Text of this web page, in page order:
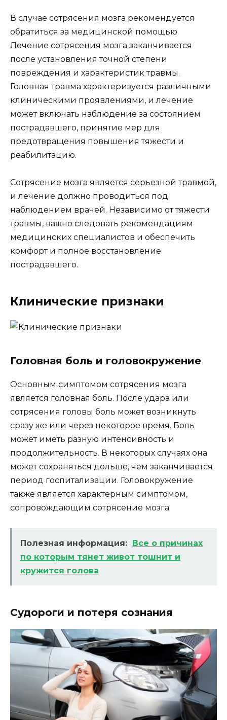
В случае сотрясения мозга рекомендуется
обратиться за медицинской помощью.
Лечение сотрясения мозга заканчивается
после установления точной степени
повреждения и характеристик травмы.
Головная травма характеризуется различными
клиническими проявлениями, и лечение
может включать наблюдение за состоянием
пострадавшего, принятие мер для
предотвращения повышения тяжести и
реабилитацию.
Сотрясение мозга является серьезной травмой,
и лечение должно проводиться под
наблюдением врачей. Независимо от тяжести
травмы, важно следовать рекомендациям
медицинских специалистов и обеспечить
комфорт и полное восстановление
пострадавшего.
Клинические признаки
Головная боль и головокружение
Основным симптомом сотрясения мозга
является головная боль. После удара или
сотрясения головы боль может возникнуть
сразу же или через некоторое время. Боль
может иметь разную интенсивность и
продолжительность. В некоторых случаях она
может сохраняться дольше, чем заканчивается
период госпитализации. Головокружение
также является характерным симптомом,
сопровождающим сотрясение мозга.
Полезная информация:
Все о причинах
по которым тянет живот тошнит и
кружится голова
Судороги и потеря сознания